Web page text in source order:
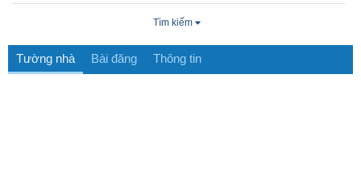
Tìm kiếm
Tường nhà Bài đăng Thông tin